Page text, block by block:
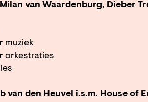
van Waardenburg, Dieber
muziek
orkestraties
van den Heuvel i.s.m. House of